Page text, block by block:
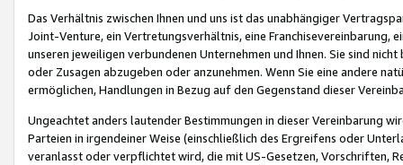
Das Verhältnis zwischen Ihnen und uns ist das unabhängiger
Joint-Venture, ein Vertretungsverhältnis, eine Franchisevereinbarung,
unseren jeweiligen verbundenen Unternehmen und Ihnen. Sie sind
oder Zusagen abzugeben oder anzunehmen. Wenn Sie eine andere
ermöglichen, Handlungen in Bezug auf den Gegenstand dieser
Ungeachtet anders lautender Bestimmungen in dieser Vereinbarung
Parteien in irgendeiner Weise (einschließlich des Ergreifens oder
veranlasst oder verpflichtet wird, die mit US-Gesetzen, Vorschriften,